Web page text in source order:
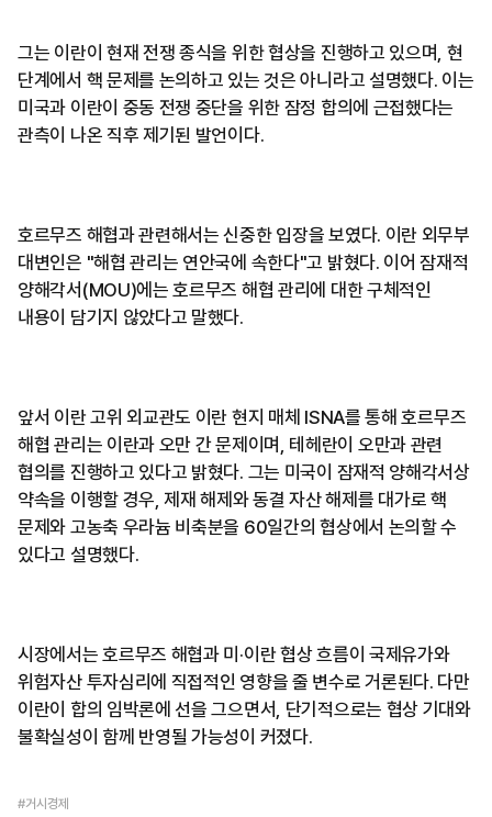
그는 이란이 현재 전쟁 종식을 위한 협상을 진행하고 있으며, 현
단계에서 핵 문제를 논의하고 있는 것은 아니라고 설명했다. 이는
미국과 이란이 중동 전쟁 중단을 위한 잠정 합의에 근접했다는
관측이 나온 직후 제기된 발언이다.
호르무즈 해협과 관련해서는 신중한 입장을 보였다. 이란 외무부
대변인은 "해협 관리는 연안국에 속한다"고 밝혔다. 이어 잠재적
양해각서(MOU)에는 호르무즈 해협 관리에 대한 구체적인
내용이 담기지 않았다고 말했다.
앞서 이란 고위 외교관도 이란 현지 매체 ISNA를 통해 호르무즈
해협 관리는 이란과 오만 간 문제이며, 테헤란이 오만과 관련
협의를 진행하고 있다고 밝혔다. 그는 미국이 잠재적 양해각서상
약속을 이행할 경우, 제재 해제와 동결 자산 해제를 대가로 핵
문제와 고농축 우라늄 비축분을 60일간의 협상에서 논의할 수
있다고 설명했다.
시장에서는 호르무즈 해협과 미·이란 협상 흐름이 국제유가와
위험자산 투자심리에 직접적인 영향을 줄 변수로 거론된다. 다만
이란이 합의 임박론에 선을 그으면서, 단기적으로는 협상 기대와
불확실성이 함께 반영될 가능성이 커졌다.
#거시경제